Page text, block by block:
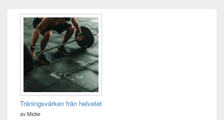
Primära
sidofältet
Widget
område
Träningsvärken från helvetet
av Micke